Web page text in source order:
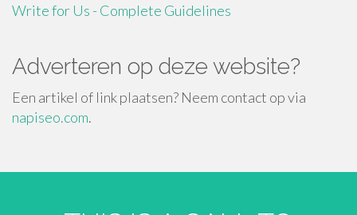
Write for Us - Complete Guidelines
Adverteren op deze website?
Een artikel of link plaatsen? Neem contact op via
napiseo.com.